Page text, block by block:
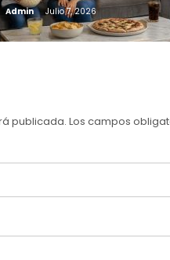
Admin Julio 7, 2026
publicada. Los campos